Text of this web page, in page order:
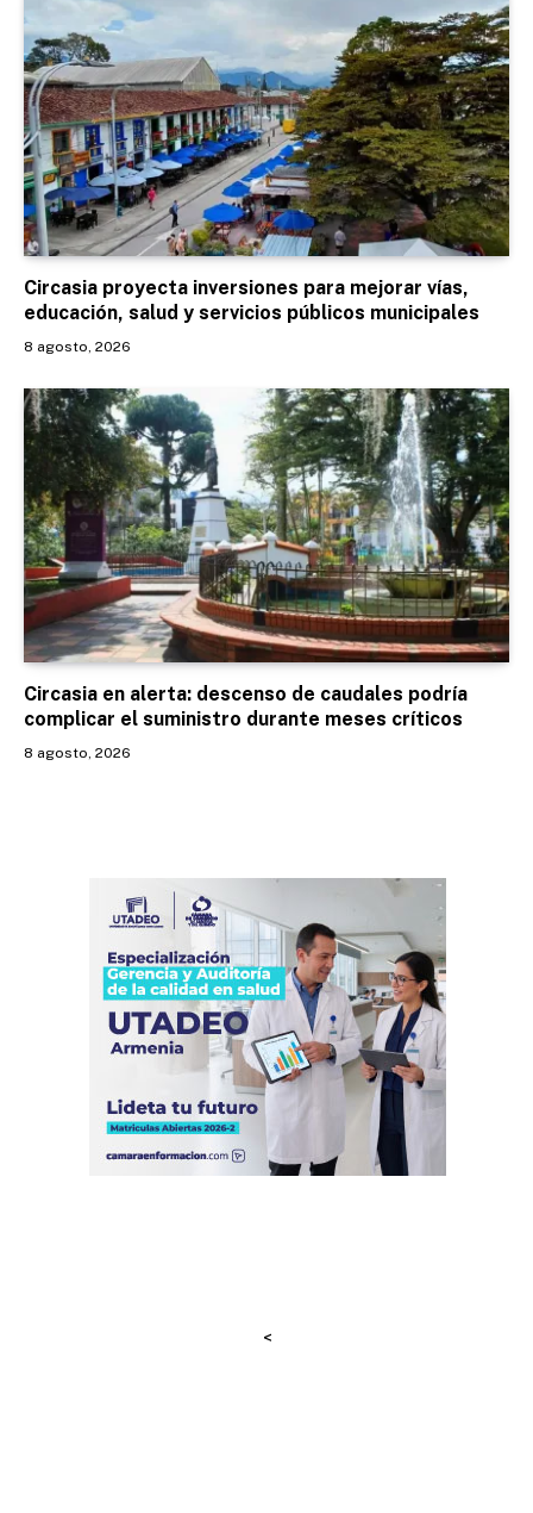
Circasia proyecta inversiones para mejorar vías,
educación, salud y servicios públicos municipales
8 agosto, 2026
Circasia en alerta: descenso de caudales podría
complicar el suministro durante meses críticos
8 agosto, 2026
<